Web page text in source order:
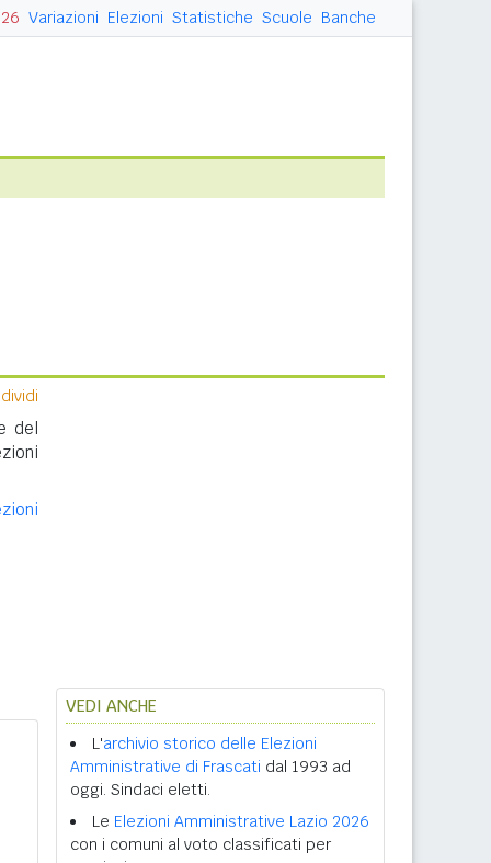
Variazioni Elezioni Statistiche Scuole Banche
del
VEDI ANCHE
L'archivio storico delle Elezioni
Amministrative di Frascati dal 1993 ad
oggi. Sindaci eletti.
Le Elezioni Amministrative Lazio 2026
con i comuni al voto classificati per